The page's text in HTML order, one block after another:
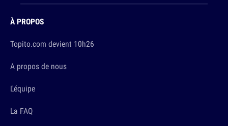
À PROPOS
Topito.com devient 10h26
A propos de nous
L'équipe
La FAQ